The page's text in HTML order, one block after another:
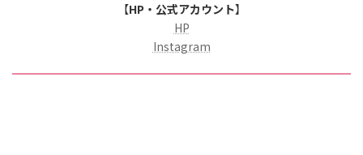
【HP・公式アカウント】
HP
Instagram